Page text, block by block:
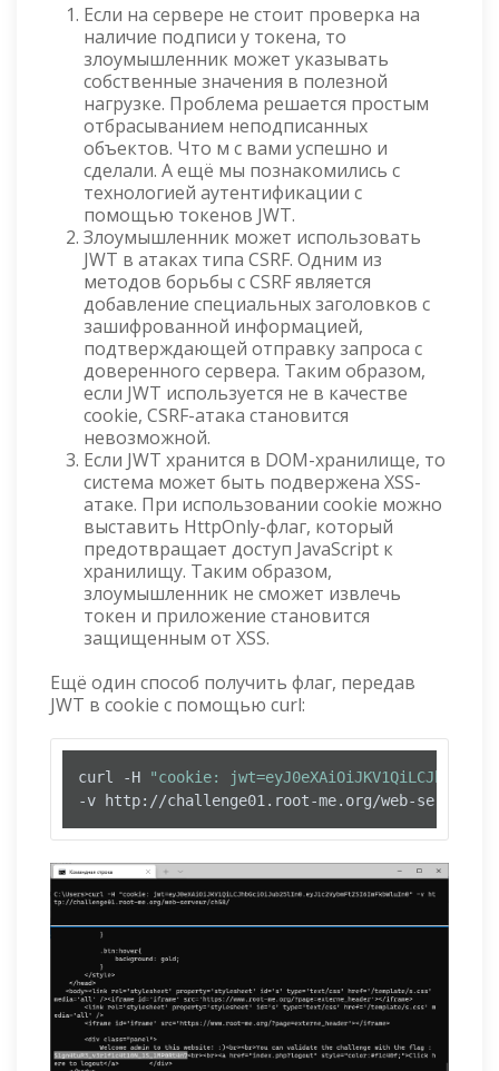
Если на сервере не стоит проверка на
наличие подписи у токена, то
злоумышленник может указывать
собственные значения в полезной
нагрузке. Проблема решается простым
отбрасыванием неподписанных
объектов. Что м с вами успешно и
сделали. А ещё мы познакомились с
технологией аутентификации с
помощью токенов JWT.
Злоумышленник может использовать
JWT в атаках типа CSRF. Одним из
методов борьбы с CSRF является
добавление специальных заголовков с
зашифрованной информацией,
подтверждающей отправку запроса с
доверенного сервера. Таким образом,
если JWT используется не в качестве
cookie, CSRF-атака становится
невозможной.
Если JWT хранится в DOM-хранилище, то
система может быть подвержена XSS-
атаке. При использовании cookie можно
выставить HttpOnly-флаг, который
предотвращает доступ JavaScript к
хранилищу. Таким образом,
злоумышленник не сможет извлечь
токен и приложение становится
защищенным от XSS.
Ещё один способ получить флаг, передав
JWT в cookie с помощью curl:
curl -H
"cookie:
-v http://challenge01.root-me.org/web-serveur/